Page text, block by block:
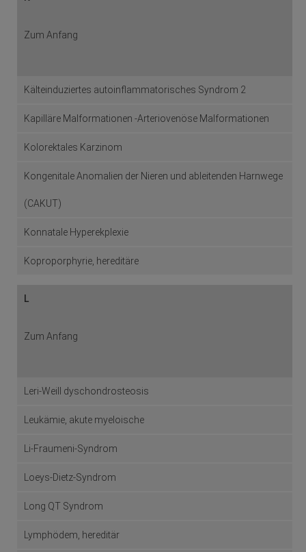
Zum Anfang
Kälteinduziertes autoinflammatorisches Syndrom 2
Kapilläre Malformationen -Arteriovenöse Malformationen
Kolorektales Karzinom
Kongenitale Anomalien der Nieren und ableitenden Harnwege
(CA KUT)
Konnatale Hyperekplexie
Koproporphyrie, hereditäre
L
Zum Anfang
Leri-Weill dyschondrosteosis
Leukämie, akute myeloische
Li-Fraumeni-Syndrom
Loeys-Dietz-Syndrom
Long QT Syndrom
Lymphödem, hereditär